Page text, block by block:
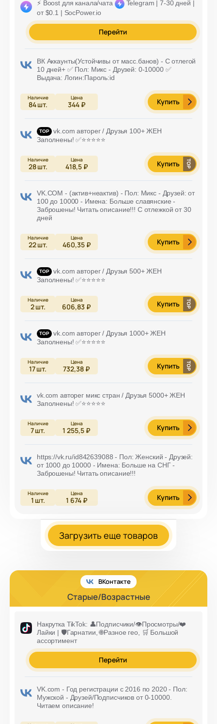
⚡️ Boost для канала/чата
Telegram | 7-30 дней |
от $0.1 | SocPower.io
Перейти
ВК Аккaунты(Устойчивы от масс.банов) - С отлегой
10 дней+ ✅ Пол: Микс - Друзей: 0-10000 ✅
Выдача: Логин:Пароль:id
84шт. 344 ₽ Купить
vk.com авторег / Друзья 100+ ЖЕН
Заполнены! ✅⭐️⭐️⭐️⭐️⭐️
28шт. 418,5 ₽ Купить
VK.COM - (актив+неактив) - Пол: Микс - Друзей: от
100 до 10000 - Имена: Больше славянские -
Заброшены! Читать описание!!! С отлежкой от 30
дней
22шт. 460,35 ₽ Купить
vk.com авторег / Друзья 500+ ЖЕН
Заполнены! ✅⭐️⭐️⭐️⭐️⭐️
2шт. 606,83 ₽ Купить
vk.com авторег / Друзья 1000+ ЖЕН
Заполнены! ✅⭐️⭐️⭐️⭐️⭐️
17шт. 732,38 ₽ Купить
vk.com авторег микс стран / Друзья 5000+ ЖЕН
Заполнены! ✅⭐️⭐️⭐️⭐️⭐️
7шт. 1 255,5 ₽ Купить
https://vk.ru/id842639088 - Пол: Женский - Друзей:
от 1000 до 10000 - Имена: Больше на СНГ -
Заброшены! Читать описание!!!
1 шт. 1 674 ₽ Купить
Загрузить еще товаров
ВКонтакте
Старые/Возрастные
Накрутка TikTok: 👤Подписчики/👁️Просмотры/❤️
Лайки | 🛡️Гарнатии, 🌐Разное гео, 🛒 Большой
ассортимент
Перейти
VK.com - Год регистрации с 2016 по 2020 - Пол:
Мужской - Друзей/Подписчиков от 0-10000.
Читаем описание!